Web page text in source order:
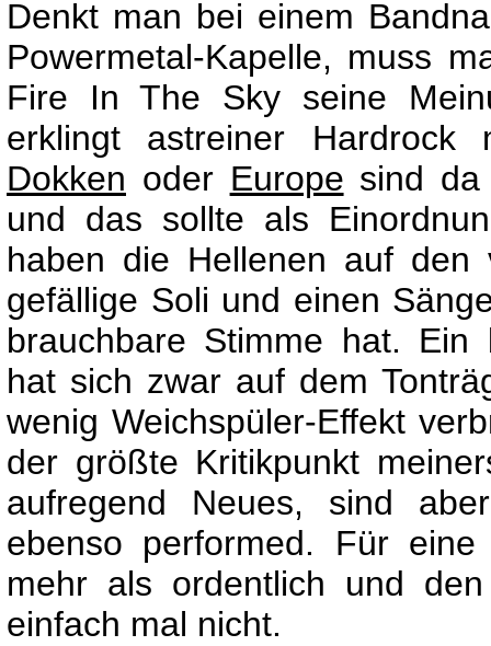
Denkt man bei einem
Powermetal-Kapelle, muss
Fire In The Sky seine
erklingt astreiner Hardrock
Dokken oder Europe sind da
und das sollte als
haben die Hellenen auf
gefällige Soli und einen
brauchbare Stimme hat. Ein
hat sich zwar auf dem
wenig Weichspüler-Effekt
der größte Kritikpunkt
aufregend Neues, sind
ebenso performed. Für
mehr als ordentlich und
einfach mal nicht.